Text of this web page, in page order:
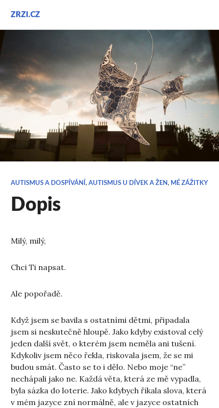
obsahu
webu
ZRZI.CZ
AUTISMUS A DOSPÍVÁNÍ,AUTISMUS U DÍVEK A ŽEN, MÉ ZÁŽITKY
Dopis
Milý, milý,
Chci Ti napsat.
Ale popořadě.
Když jsem se bavila s ostatními dětmi, připadala
jsem si neskutečně hloupě. Jako kdyby existoval celý
jeden další svět, o kterém jsem neměla ani tušení.
Kdykoliv jsem něco řekla, riskovala jsem, že se mi
budou smát. Často se to i dělo. Nebo moje “ne”
nechápali jako ne. Každá věta, která ze mě vypadla,
byla sázka do loterie. Jako kdybych říkala slova, která
v mém jazyce zní normálně, ale v jazyce ostatních